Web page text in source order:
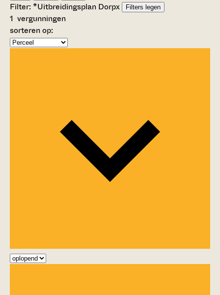
Filter:*Uitbreidingsplan Dorpx Filters legen
1 vergunningen
sorteren op: